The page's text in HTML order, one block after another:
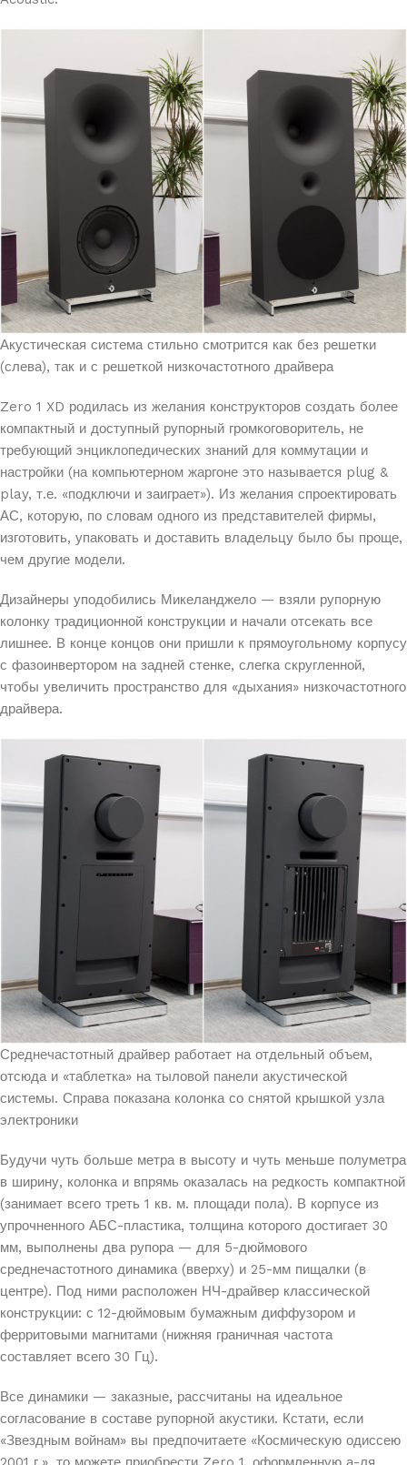
Акустическая система стильно смотрится как без решетки
(слева), так и с решеткой низкочастотного драйвера
Zero 1 XD родилась из желания конструкторов создать более
компактный и доступный рупорный громкоговоритель, не
требующий энциклопедических знаний для коммутации и
настройки (на компьютерном жаргоне это называется plug &
play, т.е. «подключи и заиграет»). Из желания спроектировать
АС, которую, по словам одного из представителей фирмы,
изготовить, упаковать и доставить владельцу было бы проще,
чем другие модели.
Дизайнеры уподобились Микеланджело — взяли рупорную
колонку традиционной конструкции и начали отсекать все
лишнее. В конце концов они пришли к прямоугольному корпусу
с фазоинвертором на задней стенке, слегка скругленной,
чтобы увеличить пространство для «дыхания» низкочастотного
драйвера.
Среднечастотный драйвер работает на отдельный объем,
отсюда и «таблетка» на тыловой панели акустической
системы. Справа показана колонка со снятой крышкой узла
электроники
Будучи чуть больше метра в высоту и чуть меньше полуметра
в ширину, колонка и впрямь оказалась на редкость компактной
(занимает всего треть 1 кв. м. площади пола). В корпусе из
упрочненного АБС-пластика, толщина которого достигает 30
мм, выполнены два рупора — для 5-дюймового
среднечастотного динамика (вверху) и 25-мм пищалки (в
центре). Под ними расположен НЧ-драйвер классической
конструкции: с 12-дюймовым бумажным диффузором и
ферритовыми магнитами (нижняя граничная частота
составляет всего 30 Гц).
Все динамики — заказные, рассчитаны на идеальное
согласование в составе рупорной акустики. Кстати, если
«Звездным войнам» вы предпочитаете «Космическую одиссею